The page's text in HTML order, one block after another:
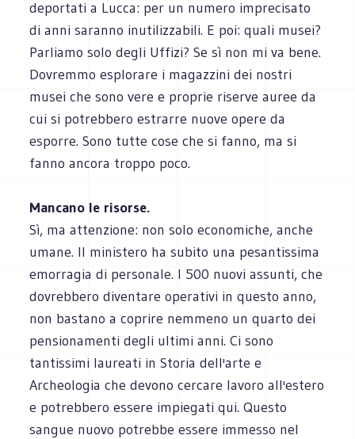
deportati a Lucca: per un numero imprecisato
di anni saranno inutilizzabili. E poi: quali musei?
Parliamo solo degli Uffizi? Se sì non mi va bene.
Dovremmo esplorare i magazzini dei nostri
musei che sono vere e proprie riserve auree da
cui si potrebbero estrarre nuove opere da
esporre. Sono tutte cose che si fanno, ma si
fanno ancora troppo poco.
Mancano le risorse.
Sì, ma attenzione: non solo economiche, anche
umane. Il ministero ha subito una pesantissima
emorragia di personale. I 500 nuovi assunti, che
dovrebbero diventare operativi in questo anno,
non bastano a coprire nemmeno un quarto dei
pensionamenti degli ultimi anni. Ci sono
tantissimi laureati in Storia dell'arte e
Archeologia che devono cercare lavoro all'estero
e potrebbero essere impiegati qui. Questo
sangue nuovo potrebbe essere immesso nel